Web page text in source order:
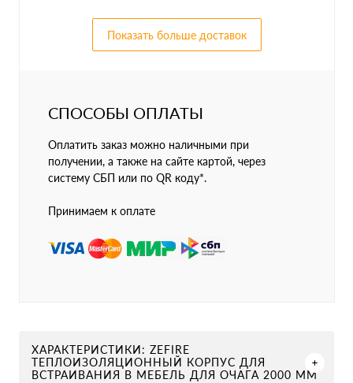
Показать больше доставок
СПОСОБЫ ОПЛАТЫ
Оплатить заказ можно наличными при
получении, а также на сайте картой, через
систему СБП или по QR коду*.
Принимаем к оплате
ХАРАКТЕРИСТИКИ: ZEFIRE
ТЕПЛОИЗОЛЯЦИОННЫЙ КОРПУС ДЛЯ
ВСТРАИВАНИЯ В МЕБЕЛЬ ДЛЯ ОЧАГА 2000 ММ